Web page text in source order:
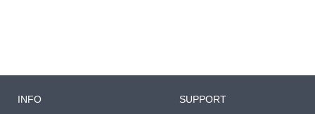
INFO SUPPORT